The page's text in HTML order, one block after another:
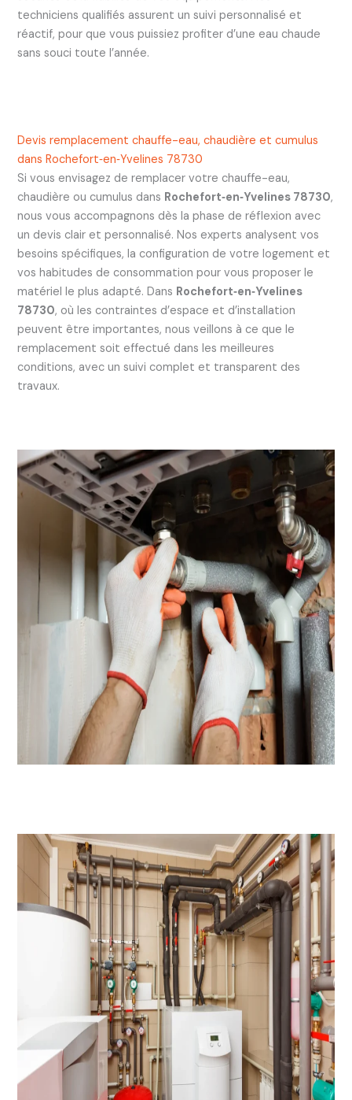
techniciens qualifiés assurent un suivi personnalisé et
réactif, pour que vous puissiez profiter d’une eau chaude
sans souci toute l’année.
Devis remplacement chauffe-eau, chaudière et cumulus
dans Rochefort‑en‑Yvelines 78730
Si vous envisagez de remplacer votre chauffe-eau,
chaudière ou cumulus dans Rochefort‑en‑Yvelines 78730,
nous vous accompagnons dès la phase de réflexion avec
un devis clair et personnalisé. Nos experts analysent vos
besoins spécifiques, la configuration de votre logement et
vos habitudes de consommation pour vous proposer le
matériel le plus adapté. Dans Rochefort‑en‑Yvelines
78730, où les contraintes d’espace et d’installation
peuvent être importantes, nous veillons à ce que le
remplacement soit effectué dans les meilleures
conditions, avec un suivi complet et transparent des
travaux.